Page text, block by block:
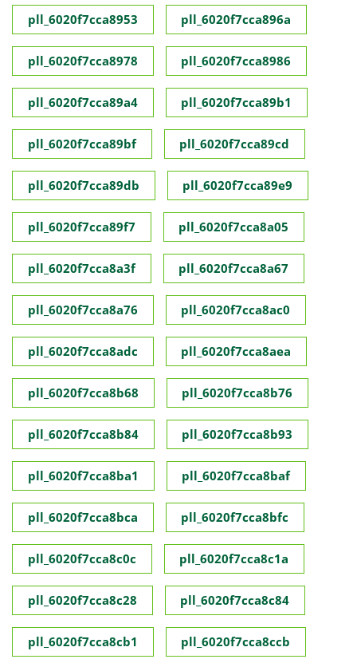
pll_6020f7cca8953 pll_6020f7cca896a
pll_6020f7cca8978 pll_6020f7cca8986
pll_6020f7cca89a4 pll_6020f7cca89b1
pll_6020f7cca89bf pll_6020f7cca89cd
pll_6020f7cca89db pll_6020f7cca89e9
pll_6020f7cca89f7 pll_6020f7cca8a05
pll_6020f7cca8a3f pll_6020f7cca8a67
pll_6020f7cca8a76 pll_6020f7cca8ac0
pll_6020f7cca8adc pll_6020f7cca8aea
pll_6020f7cca8b68 pll_6020f7cca8b76
pll_6020f7cca8b84 pll_6020f7cca8b93
pll_6020f7cca8ba1 pll_6020f7cca8baf
pll_6020f7cca8bca pll_6020f7cca8bfc
pll_6020f7cca8c0c pll_6020f7cca8c1a
pll_6020f7cca8c28 pll_6020f7cca8c84
pll_6020f7cca8cb1 pll_6020f7cca8ccb